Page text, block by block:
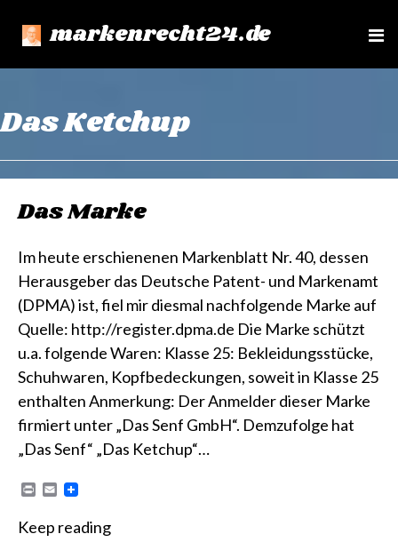
markenrecht24.de
e
Das Ketchup
Das Marke
Im heute erschienenen Markenblatt Nr. 40, dessen
Herausgeber das Deutsche Patent- und Markenamt
(DPMA) ist, fiel mir diesmal nachfolgende Marke auf
Quelle: http://register.dpma.de Die Marke schützt
u.a. folgende Waren: Klasse 25: Bekleidungsstücke,
Schuhwaren, Kopfbedeckungen, soweit in Klasse 25
enthalten Anmerkung: Der Anmelder dieser Marke
firmiert unter „Das Senf GmbH“. Demzufolge hat
„Das Senf“ „Das Ketchup“…
n
E
i
Keep reading